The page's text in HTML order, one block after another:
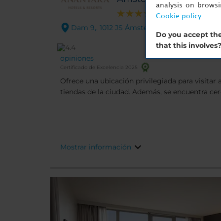
Dam 9,. 1012 JS Ámsterdam
opiniones
Certificado de Excelencia 2025
Ofrece una ubicación privilegiada para visitar
tiendas de la ciudad. Además, se encuentra
Mostrar información
analysis on
Cookie policy.
Do you accept
that this involves?